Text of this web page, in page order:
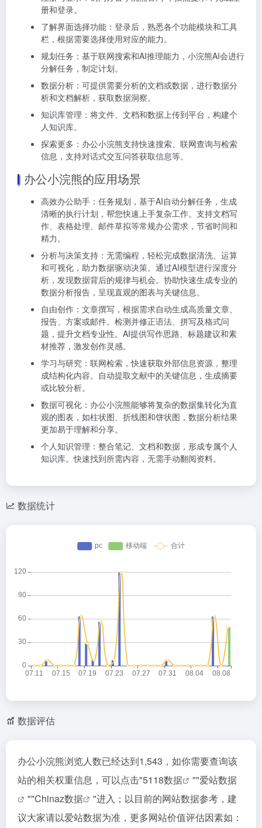
册和登录。
了解界面选择功能：登录后，熟悉各个功能模块和工具
栏，根据需要选择使用对应的能力。
规划任务：基于联网搜索和AI推理能力，小浣熊AI会进行
分解任务，制定计划。
数据分析：可提供需要分析的文档或数据，进行数据分
析和文档解析，获取数据洞察。
知识库管理：将文件、文档和数据上传到平台，构建个
人知识库。
探索更多：办公小浣熊支持快速搜索、联网查询与检索
信息，支持对话式交互问答获取信息等。
办公小浣熊的应用场景
高效办公助手：任务规划，基于AI自动分解任务，生成
清晰的执行计划，帮您快速上手复杂工作。支持文档写
作、表格处理、邮件草拟等常规办公需求，节省时间和
精力。
分析与决策支持：无需编程，轻松完成数据清洗、运算
和可视化，助力数据驱动决策。通过AI模型进行深度分
析，发现数据背后的规律与机会。协助快速生成专业的
数据分析报告，呈现直观的图表与关键信息。
自由创作：文章撰写，根据需求自动生成高质量文章、
报告、方案或邮件。检测并修正语法、拼写及格式问
题，提升文档专业性。AI提供写作思路、标题建议和素
材推荐，激发创作灵感。
学习与研究：联网检索，快速获取外部信息资源，整理
成结构化内容。自动提取文献中的关键信息，生成摘要
或比较分析。
数据可视化：办公小浣熊能够将复杂的数据集转化为直
观的图表，如柱状图、折线图和饼状图，数据分析结果
更加易于理解和分享。
个人知识管理：整合笔记、文档和数据，形成专属个人
知识库。快速找到所需内容，无需手动翻阅资料。
数据统计
数据评估
办公小浣熊浏览人数已经达到1,543，如你需要查询该
站的相关权重信息，可以点击"5118数据 ""爱站数据
""Chinaz数据
"进入；以目前的网站数据参考，建
议大家请以爱站数据为准，更多网站价值评估因素如：